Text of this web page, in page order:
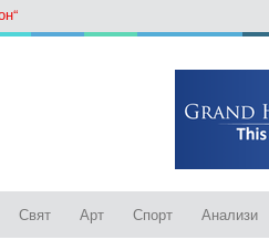
Свят Арт Спорт Анализи